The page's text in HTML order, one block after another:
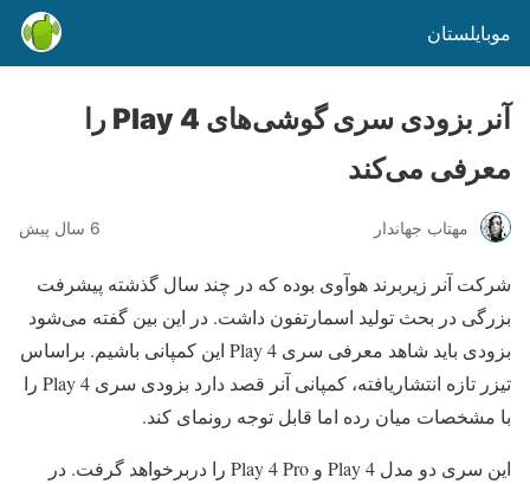
موبایلستان
آنر بزودی سری گوشی‌های Play 4 را
معرفی می‌کند
مهتاب جهاندار 6 سال پیش
شرکت آنر زیربرند هوآوی بوده که در چند سال گذشته پیشرفت
بزرگی در بحث تولید اسمارتفون داشت. در این بین گفته می‌شود
بزودی باید شاهد معرفی سری Play 4 این کمپانی باشیم. براساس
تیزر تازه انتشاریافته، کمپانی آنر قصد دارد بزودی سری Play 4 را
با مشخصات میان رده اما قابل توجه رونمای کند.
این سری دو مدل Play 4 و Play 4 Pro را دربرخواهد گرفت. در